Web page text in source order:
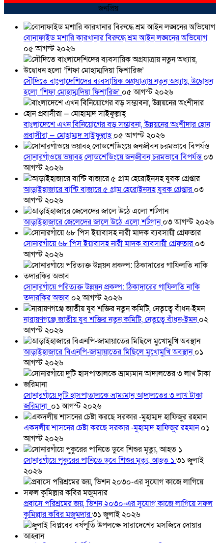
জনপ্রিয়
বোনাফাইড মশারি কারখানার বিরুদ্ধে শ্রম আইন লঙ্ঘনের অভিযোগ
০৫ আগস্ট ২০২৬
সৌদিতে বাংলাদেশিদের ব্যবসায়িক অগ্রযাত্রায় নতুন অধ্যায়, উদ্বোধন
হলো ‘শিফা মোহাম্মদিয়া ফিশারিজ’ ০৫ আগস্ট ২০২৬
বাংলাদেশে এখন বিনিয়োগের বড় সম্ভাবনা, উন্নয়নের অংশীদার হোন
প্রবাসীরা — মোহাম্মদ সাইফুল্লাহ্০৫ আগস্ট ২০২৬
সোনারগাঁওয়ে ভয়াবহ লোডশেডিংয়ে জনজীবন চরমভাবে বিপর্যস্ত০৩
আগস্ট ২০২৬
আড়াইহাজারে বান্টি বাজারে ৫ গ্রাম হেরোইনসহ যুবক গ্রেপ্তার০৩
আগস্ট ২০২৬
আড়াইহাজারে জেলেদের জালে উঠে এলো শর্টগান০৩ আগস্ট ২০২৬
সোনারগাঁয়ে ৬৮ পিস ইয়াবাসহ নারী মাদক ব্যবসায়ী গ্রেফতার০৩
আগস্ট ২০২৬
সোনারগাঁয়ে পরিত্যক্ত উন্নয়ন প্রকল্প: ঠিকাদারের গাফিলতি নাকি
তদারকির অভাব ০২ আগস্ট ২০২৬
নারায়ণগঞ্জে জাতীয় যুব শক্তির নতুন কমিটি, নেতৃত্বে বাঁধন-ইমন০২
আগস্ট ২০২৬
আড়াইহাজারে বিএনপি-জামায়াতের মিছিলে মুখোমুখি অবস্থান০১
আগস্ট ২০২৬
সোনারগাঁয়ে দুটি হাসপাতালকে ভ্রাম্যমান আদালতের ৩ লাখ টাকা
জরিমানা ০১ আগস্ট ২০২৬
একদলীয় শাসনের চেষ্টা করছে সরকার -মুহাম্মদ হাফিজুর রহমান০১
আগস্ট ২০২৬
সোনারগাঁয়ে পুকুরের পানিতে ডুবে শিশুর মৃত্যু, আহত ১ ৩১ জুলাই
২০২৬
প্রবাসে পরিশ্রমের জয়, ভিশন ২০৩০-এর সুযোগ কাজে লাগিয়ে সফল
কুমিল্লার কবির মজুমদার৩১ জুলাই ২০২৬